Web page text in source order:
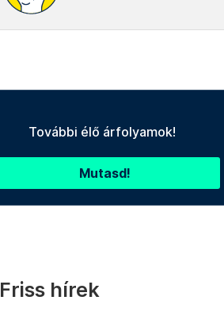
További élő árfolyamok!
Mutasd!
Friss hírek